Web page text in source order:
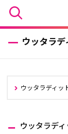
ウッタラ
ウッタラディッ
ウッタラデ